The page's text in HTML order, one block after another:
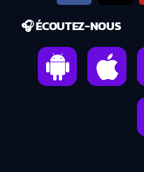
🎧 ÉCOUTEZ-NOUS